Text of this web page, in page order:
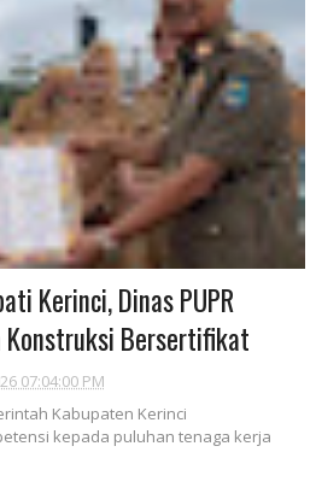
Kerinci, Dinas PUPR
Konstruksi Bersertifikat
07:04:00 PM
Kabupaten Kerinci
kepada puluhan tenaga kerja